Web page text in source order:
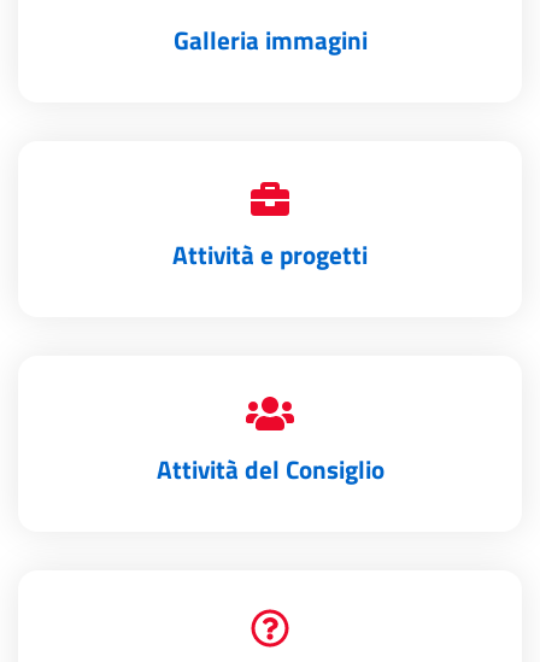
Galleria immagini
Attività e progetti
Attività del Consiglio